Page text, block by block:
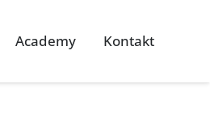
Academy Kontakt